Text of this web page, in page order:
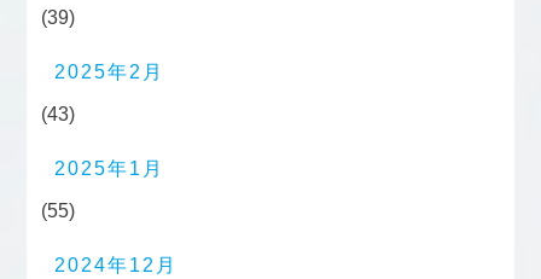
(39)
2025年2月
(43)
2025年1月
(55)
2024年12月